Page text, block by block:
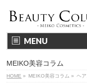
MENU
MEIKO美容コラム
HOME » MEIKO美容コラム » ヘ